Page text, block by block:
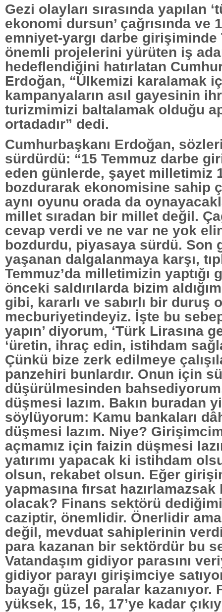
Gezi olayları sırasında yapılan
ekonomi dursun’ çağrısında ve
emniyet-yargı darbe girişiminde
önemli projelerini yürüten iş
hedeflendiğini hatırlatan
Erdoğan, “Ülkemizi karalamak
kampanyaların asıl gayesinin
turizmimizi baltalamak olduğu
ortadadır” dedi.
Cumhurbaşkanı Erdoğan,
sürdürdü: “15 Temmuz darbe
eden günlerde, şayet milletimiz
bozdurarak ekonomisine sahip
aynı oyunu orada da
millet sıradan bir millet değil.
cevap verdi ve ne var ne yok
bozdurdu, piyasaya sürdü. Son
yaşanan dalgalanmaya karşı,
Temmuz’da milletimizin yaptığı
önceki saldırılarda bizim
gibi, kararlı ve sabırlı bir duruş
mecburiyetindeyiz. İşte bu
yapın’ diyorum, ‘Türk Lirasına
‘üretin, ihraç edin, istihdam
Çünkü bize zerk edilmeye
panzehiri bunlardır. Onun için
düşürülmesinden
düşmesi lazım. Bakın buradan
söylüyorum: Kamu bankaları
düşmesi lazım. Niye?
açmamız için faizin düşmesi
yatırımı yapacak ki istihdam
olsun, rekabet olsun. Eğer
yapmasına fırsat hazırlamazsak
olacak? Finans sektörü
caziptir, önemlidir. Önerlidir
değil, mevduat sahiplerinin
para kazanan bir sektördür bu
Vatandaşım gidiyor parasını
gidiyor parayı girişimciye
bayağı güzel paralar kazanıyor.
yüksek, 15, 16, 17’ye kadar